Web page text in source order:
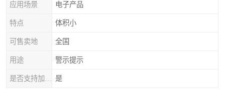
应用场景 电子产品
特点 体积小
可售卖地 全国
用途 警示提示
是